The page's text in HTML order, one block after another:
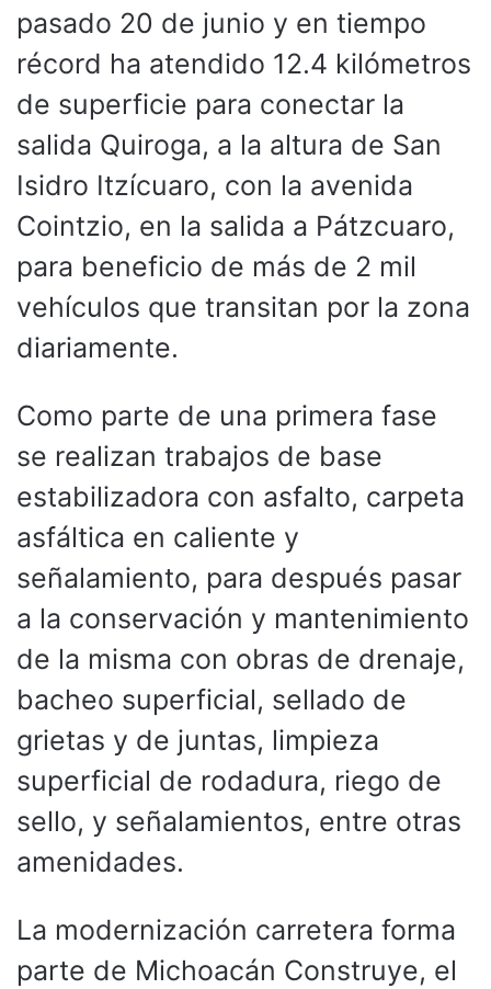
pasado 20 de junio y en tiempo
récord ha atendido 12.4 kilómetros
de superficie para conectar la
salida Quiroga, a la altura de San
Isidro Itzícuaro, con la avenida
Cointzio, en la salida a Pátzcuaro,
para beneficio de más de 2 mil
vehículos que transitan por la zona
diariamente.
Como parte de una primera fase
se realizan trabajos de base
estabilizadora con asfalto, carpeta
asfáltica en caliente y
señalamiento, para después pasar
a la conservación y mantenimiento
de la misma con obras de drenaje,
bacheo superficial, sellado de
grietas y de juntas, limpieza
superficial de rodadura, riego de
sello, y señalamientos, entre otras
amenidades.
La modernización carretera forma
parte de Michoacán Construye, el